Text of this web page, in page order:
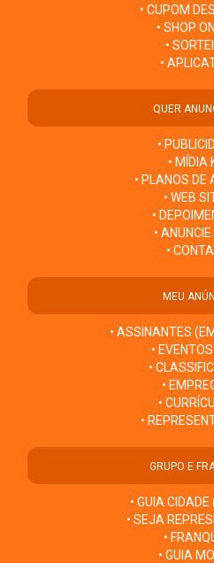
• CUPOM
• SHOP
•
•
QUER
•
• MÍDIA
• PLANOS DE
• WEB
•
• ANUNCIE
•
MEU
• ASSINANTES
•
•
•
•
•
GRUPO E
• GUIA
• SEJA
•
• GUIA